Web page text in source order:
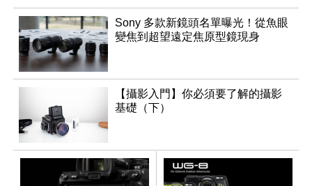
Sony 多款新鏡頭名單曝光！從魚眼
變焦到超望遠定焦原型鏡現身
【攝影入門】你必須要了解的攝影
基礎（下）